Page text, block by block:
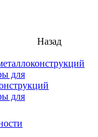
Назад
для
для